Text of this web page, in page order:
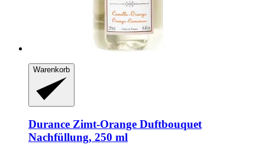
Warenkorb
Durance Zimt-​Orange Duftbouquet
Nachfüllung, 250 ml